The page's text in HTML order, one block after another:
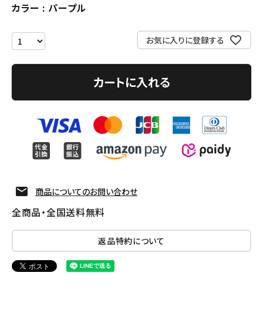
meeting_room 会員登録
カラー パープル
お気に入りに登録する
カートに入れる
商品についてのお問い合わせ
全商品・全国送料無料
返品特約について